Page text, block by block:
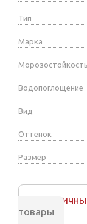
Тип
Марка
Морозостойкость
Водопоглощение
Вид
Оттенок
Размер
товары